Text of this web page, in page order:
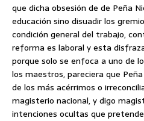
que dicha obsesión de de Peña
educación sino disuadir los
condición general del trabajo,
reforma es laboral y esta
porque solo se enfoca a uno de
los maestros, pareciera que
de los más acérrimos o
magisterio nacional, y digo
intenciones ocultas que